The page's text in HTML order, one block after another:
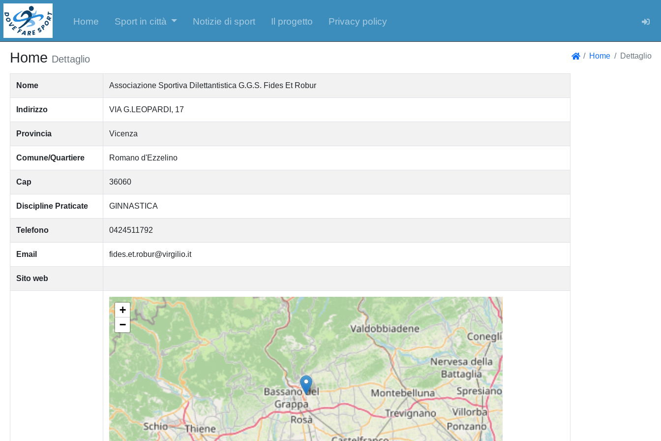
Home Sport in città Notizie di sport Il progetto Privacy policy
Home Dettaglio Home Dettaglio
Nome Associazione Sportiva Dilettantistica G.G.S. Fides Et Robur
Indirizzo VIA G.LEOPARDI, 17
Provincia Vicenza
Comune/Quartiere Romano d'Ezzelino
Cap 36060
Discipline Praticate GINNASTICA
Telefono 0424511792
Email fides.et.robur@virgilio.it
Sito web
+
−